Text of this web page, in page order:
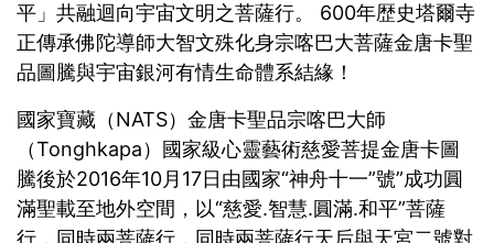
平」共融迴向宇宙文明之菩薩行。 600年歴史塔爾寺
正傳承佛陀導師大智文殊化身宗喀巴大菩薩金唐卡聖
品圖騰與宇宙銀河有情生命體系結緣！
國家寶藏（NATS）金唐卡聖品宗喀巴大師
（Tonghkapa）國家級心靈藝術慈愛菩提金唐卡圖
騰後於2016年10月17日由國家“神舟十一”號”成功圓
滿聖載至地外空間，以“慈愛.智慧.圓滿.和平”菩薩
行，同時兩菩薩行，同時兩菩薩行天后與天宮二號對